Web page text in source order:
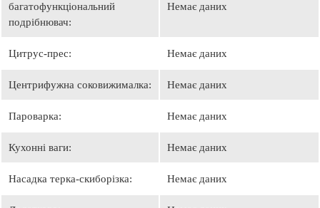
багатофункціональний
подрібнювач:
Немає даних
Цитрус-прес: Немає даних
Центрифужна соковижималка: Немає даних
Пароварка: Немає даних
Кухонні ваги: Немає даних
Насадка терка-скиборізка: Немає даних